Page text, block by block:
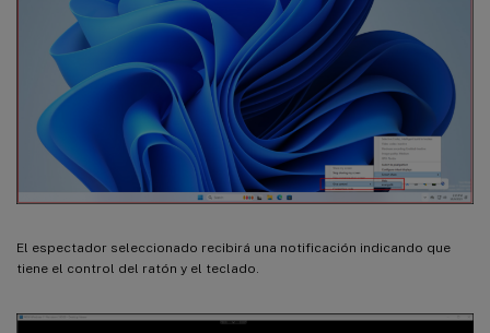
El espectador seleccionado recibirá una notificación indicando que
tiene el control del ratón y el teclado.